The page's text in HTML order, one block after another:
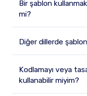
Bir şablon
mi?
Diğer dillerde
Kodlamayı veya
kullanabilir miyim?